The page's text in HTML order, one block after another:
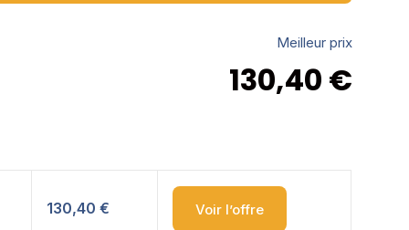
Meilleur prix
130,40 €
130,40 € Voir l’offre